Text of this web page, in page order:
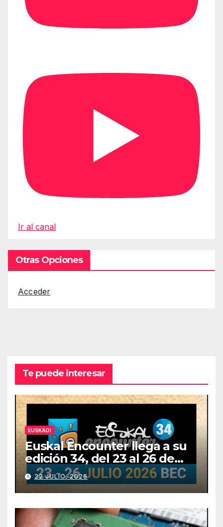
Ir al canal
Otras Opciones
Acceder
Te puede interesar
EUSKADI
Euskal Encounter llega a su
edición 34, del 23 al 26 de
julio
22 JULIO, 2026